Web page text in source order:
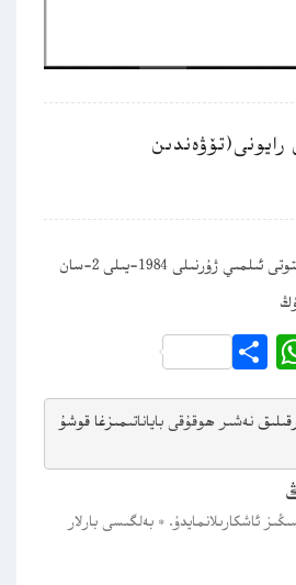
ژۇرنىلى 1984-يىلى 2-سان
WhatsApp
Share
نەشىر ھوقۇقى باياناتىمىزغا قوشۇ
ئاشكارىلانمايدۇ. * بەلگىسى بارلار